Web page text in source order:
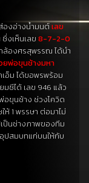
องอ่างน้ำมนต์เลข
งเห็นเลข 8-7-2-0
ล้องศรสุพรรณ ได้นำ
ยพ่อขุนช้างมหา
อ็ม ได้ขอพรพร้อม
มซีได้ เลข 946 แล้ว
ขุนช้าง ช่วงโควิด
ห้ 1 พรรษา ต่อมาไม่
ป็นช่างภาพของทีม
ปสมบทแก่บนให้กับ